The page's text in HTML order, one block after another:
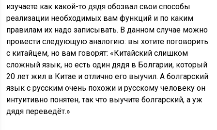
изучаете как какой-то дядя обозвал свои способы
реализации необходимых вам функций и по каким
правилам их надо записывать. В данном случае можно
провести следующую аналогию: вы хотите поговорить
с китайцем, но вам говорят: «Китайский слишком
сложный язык, но есть один дядя в Болгарии, который
20 лет жил в Китае и отлично его выучил. А болгарский
язык с русским очень похожи и русскому человеку он
интуитивно понятен, так что выучите болгарский, а уж
дядя переведёт.»